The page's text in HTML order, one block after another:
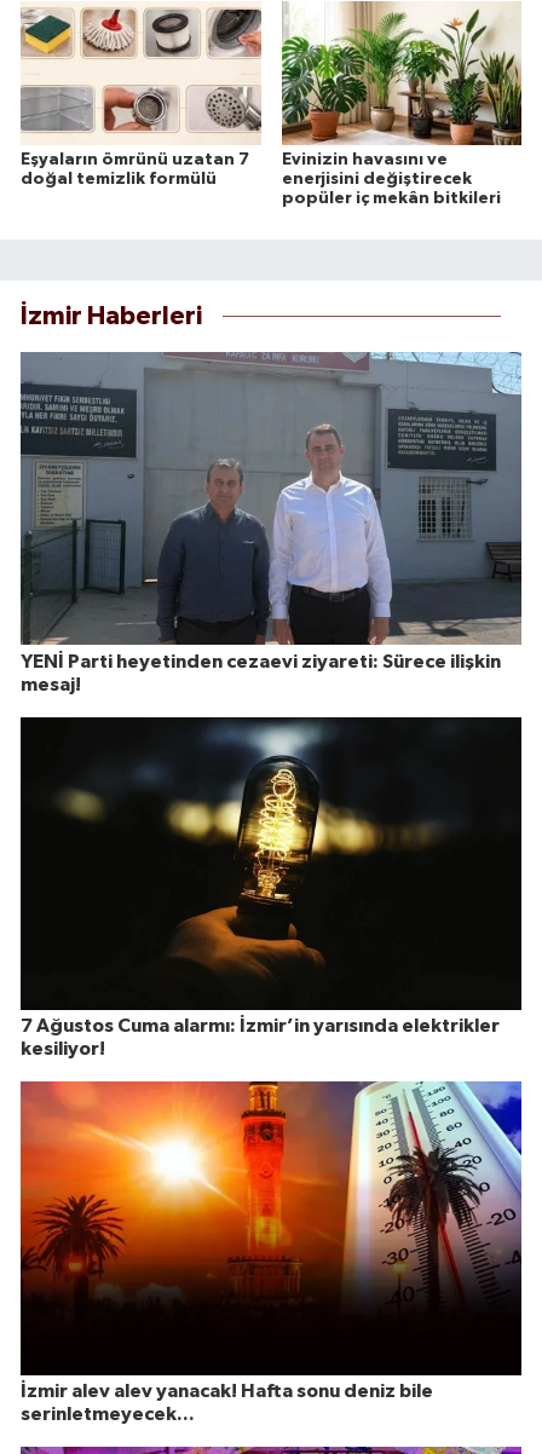
Eşyaların ömrünü uzatan 7
doğal temizlik formülü
Evinizin havasını ve
enerjisini değiştirecek
popüler iç mekân bitkileri
İzmir Haberleri
YENİ Parti heyetinden cezaevi ziyareti: Sürece ilişkin
mesaj!
7 Ağustos Cuma alarmı: İzmir’in yarısında elektrikler
kesiliyor!
İzmir alev alev yanacak! Hafta sonu deniz bile
serinletmeyecek...